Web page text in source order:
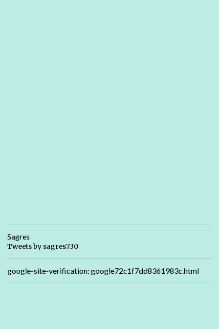
Sagres
Tweets by sagres730
google-site-verification: google72c1f7dd8361983c.html